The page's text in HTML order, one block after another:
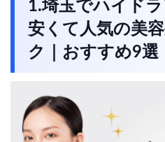
1.埼玉でハイド
安くて人気の美
ク｜おすすめ9選